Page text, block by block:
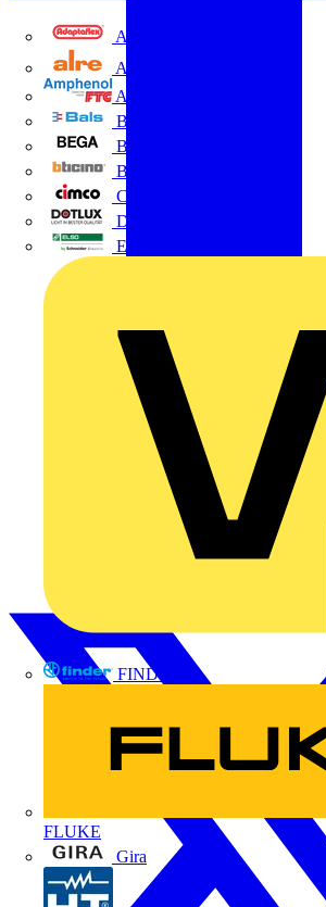
Adaptaflex
Alre
Amphenol FTG
BALS
Bega
Bticino
Cimco
DOTLUX GmbH
Elso
FINDER
FLUKE
Gira